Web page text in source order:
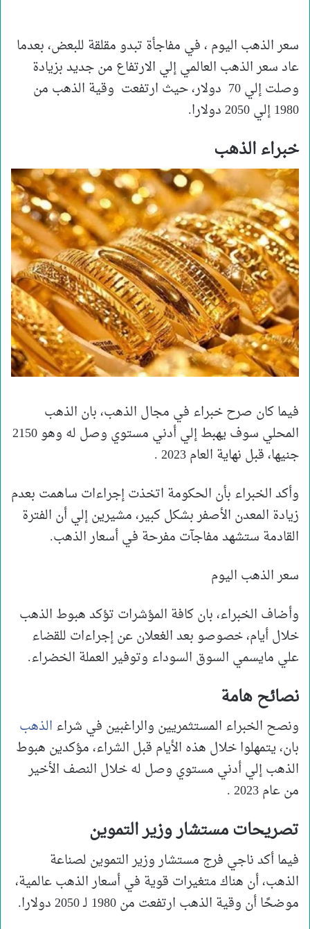
سعر الذهب اليوم ، في مفاجأة تبدو مقلقة للبعض، بعدما
عاد سعر الذهب العالمي إلي الارتفاع من جديد بزيادة
وصلت إلي 70 دولار، حيث ارتفعت وقية الذهب من
1980 إلي 2050 دولارا.
خبراء الذهب
فيما كان صرح خبراء في مجال الذهب، بان الذهب
المحلي سوف يهبط إلي أدني مستوي وصل له وهو 2150
جنيها، قبل نهاية العام 2023 .
وأكد الخبراء بأن الحكومة اتخذت إجراءات ساهمت بعدم
زيادة المعدن الأصفر بشكل كبير، مشيرين إلي أن الفترة
القادمة ستشهد مفاجآت مفرحة في أسعار الذهب.
سعر الذهب اليوم
وأضاف الخبراء، بان كافة المؤشرات تؤكد هبوط الذهب
خلال أيام، خصوصو بعد الغعلان عن إجراءات للقضاء
علي مايسمي السوق السوداء وتوفير العملة الخضراء.
نصائح هامة
ونصح الخبراء المستثمريين والراغبين في شراء الذهب
بان، يتمهلوا خلال هذه الأيام قبل الشراء، مؤكدين هبوط
الذهب إلي أدني مستوي وصل له خلال النصف الأخير
من عام 2023 .
تصريحات مستشار وزير التموين
فيما أكد ناجي فرج مستشار وزير التموين لصناعة
الذهب، أن هناك متغيرات قوية في أسعار الذهب عالمية،
موضحًا أن وقية الذهب ارتفعت من 1980 لـ 2050 دولارا.